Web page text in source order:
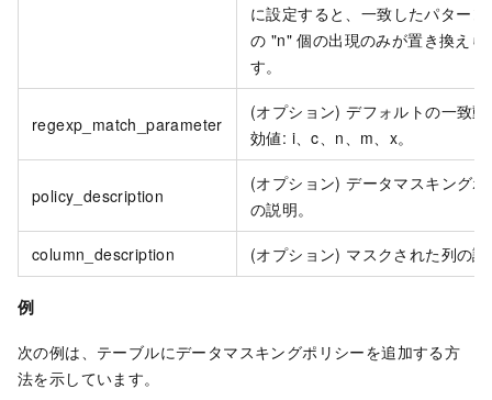
に設定すると、一致したパター
の "n" 個の出現のみが置き換えら
す。
regexp_match_parameter
(オプション) デフォルトの一致
効値: i、c、n、m、x。
policy_description
(オプション) データマスキング
の説明。
column_description (オプション) マスクされた列の
例
次の例は、テーブルにデータマスキングポリシーを追加する方
法を示しています。